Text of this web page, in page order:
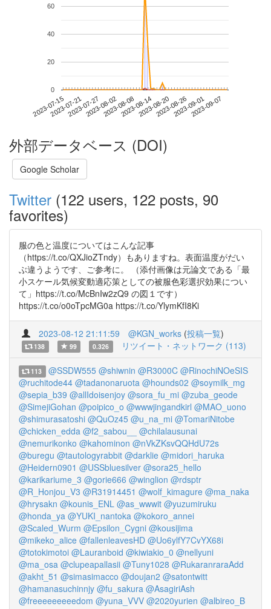
2023-07-152023-07-212023-07-272023-08-022023-08-082023-08-142023-08-202023-08-262023-09-012023-09-07
0
20
40
60
外部データベース (DOI)
Google Scholar
Twitter (122 users, 122 posts, 90
favorites)
服の色と温度についてはこんな記事
（https://t.co/QXJioZTndy）もありますね。表面温度がだい
ぶ違うようです、ご参考に。 （添付画像は元論文である「最
小スケール気候変動適応策としての被服色彩選択効果につい
て」https://t.co/McBnIw2zQ9 の図１です）
https://t.co/o0oTpcMG0a https://t.co/YlymKfI8Ki
2023-08-12 21:11:59 @KGN_works (投稿一覧)
138 99 0.326 リツイート・ネットワーク (113)
113 @SSDW555 @shiwnin @R3000C @RinochiNOeSIS
@ruchitode44 @tadanonaruota @hounds02 @soymilk_mg
@sepia_b39 @allIdoisenjoy @sora_fu_mi @zuba_geode
@SimejiGohan @poipico_o @wwwjingandkirl @MAO_uono
@shimurasatoshi @QuOz45 @u_na_mi @TomariNitobe
@chicken_edda @f2_sabou__
@chilalausunai
@nemurikonko @kahominon @nVkZKsvQQHdU72s
@buregu @tautologyrabbit @darklie @midori_haruka
@Heidern0901 @USSbluesilver @sora25_hello
@karikariume_3 @gorie666 @winglion @rdsptr
@R_Honjou_V3 @R31914451 @wolf_kimagure @ma_naka
@hrysakn @kounis_ENL @as_wwwit @yuzumiruku
@honda_ya @YUKI_nantoka @kokoro_annei
@Scaled_Wurm @Epsilon_Cygni @kousijima
@mikeko_alice @fallenleavesHD @Uo6ylfY7CvYX68i
@totokimotoi @Lauranboid @kiwiakio_0 @nellyuni
@ma_osa @clupeapallasii @Tuny1028 @RukaranraraAdd
@akht_51 @simasimacco @doujan2 @satontwitt
@hamanasuchinnjy @fu_sakura @AsagiriAsh
@freeeeeeeeedom @yuna_VVV @2020yurien @albireo_B